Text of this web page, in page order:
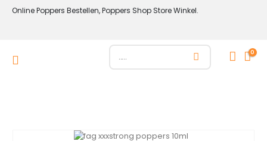
Online Poppers Bestellen, Poppers Shop Store Winkel.
0